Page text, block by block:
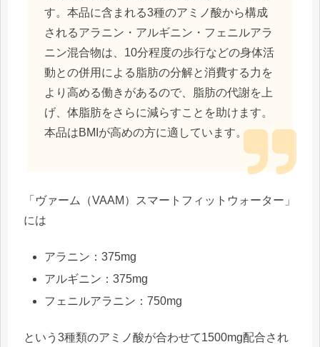
す。本品に含まれる3種のアミノ酸から構成
されるアラニン・アルギニン・フェニルアラ
ニン混合物は、10分程度の歩行などの身体活
動との併用による脂肪の分解と消費する力を
より高める働きがあるので、脂肪の代謝を上
げ、体脂肪をさらに減らすことを助けます。
本品はBMIが高めの方に適しています。
「ヴァーム（VAAM）スマートフィットウォーター」
には
アラニン：375mg
アルギニン：375mg
フェニルアラニン：750mg
という3種類のアミノ酸が合わせて1500mg配合され